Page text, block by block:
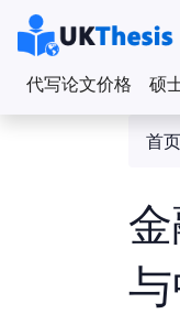
代写论文价格 硕
首页